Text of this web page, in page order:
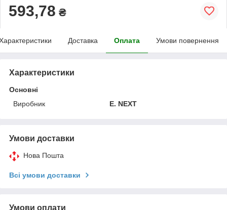
593,78 ₴
Доставка Оплата Умови повернення
Характеристики
Основні
Виробник
E. NEXT
Умови доставки
Нова Пошта
Всі умови доставки
Умови оплати